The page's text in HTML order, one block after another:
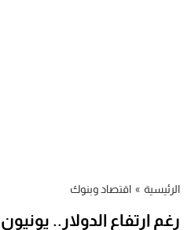
الرئيسية » اقتصاد وبنوك
رغم ارتفاع الدولار..